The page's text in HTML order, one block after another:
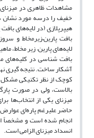
مشاهدات ظاهری در
خفیف را درسه مورد نشان
هیپرپلازی (در لایه‌های
بافت پارین–زیرمخاط و
لایه‌های پارین– زیر مخاط،
بافت شناسی در کلیه‌های
آشکار ساخت. نتیجه گیری
کوچک از نظر تکنیکی
بالاست، ولی در صورت
میزنای یکی از انتخاب‌ها
انجام شده است و مشخصاً
انسداد میزنای الزامی است.